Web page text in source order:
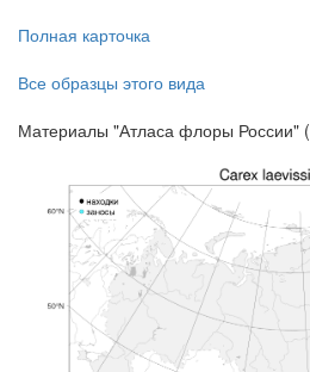
Полная карточка
Все образцы этого вида
Материалы "Атласа флоры России" (